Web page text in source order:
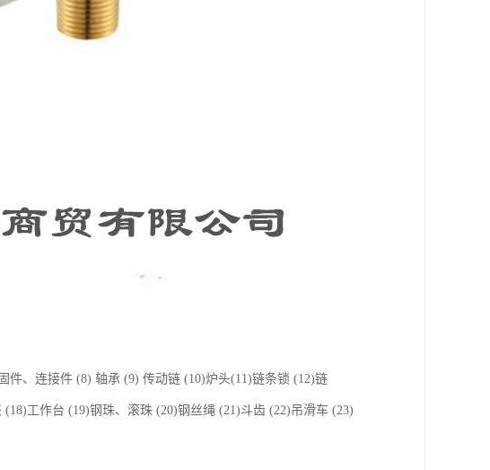
、连接件 (8) 轴承 (9) 传动链 (10)炉头(11)链条锁 (12)链
工作台 (19)钢珠、滚珠 (20)钢丝绳 (21)斗齿 (22)吊滑车 (23)